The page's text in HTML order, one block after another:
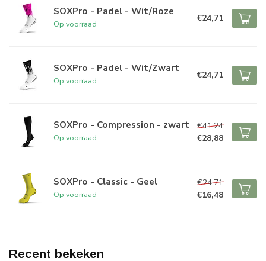
SOXPro - Padel - Wit/Roze
Op voorraad
€24,71
SOXPro - Padel - Wit/Zwart
Op voorraad
€24,71
SOXPro - Compression - zwart
Op voorraad
€41,24
€28,88
SOXPro - Classic - Geel
Op voorraad
€24,71
€16,48
Recent bekeken